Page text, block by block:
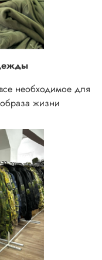
необходимое для
жизни